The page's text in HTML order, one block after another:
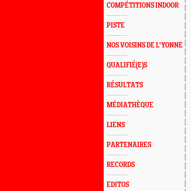
COMPÉTITIONS INDOOR
PISTE
NOS VOISINS DE L'YONNE
QUALIFIÉ(E)S
RÉSULTATS
MÉDIATHÈQUE
LIENS
PARTENAIRES
RECORDS
EDITOS